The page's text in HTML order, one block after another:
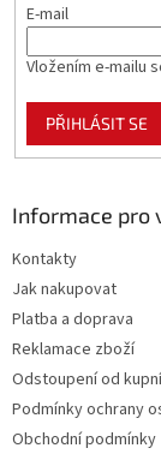
E-mail
Vložením e-mailu
PŘIHLÁSIT SE
Informace pro
Kontakty
Jak nakupovat
Platba a doprava
Reklamace zboží
Odstoupení od
Podmínky ochrany
Obchodní podmínky